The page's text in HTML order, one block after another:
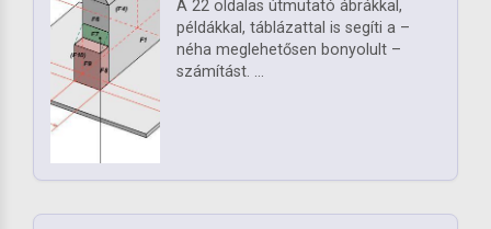
A 22 oldalas útmutató ábrákkal,
példákkal, táblázattal is segíti a –
néha meglehetősen bonyolult –
számítást. ...